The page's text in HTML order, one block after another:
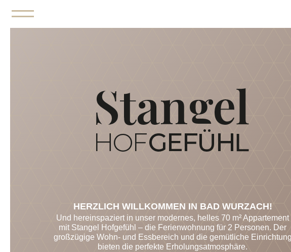
HERZLICH WILLKOMMEN IN BAD WURZACH!
Und hereinspaziert in unser modernes, helles 70 m² Appartement
mit Stangel Hofgefühl – die Ferienwohnung für 2 Personen. Der
großzügige Wohn- und Essbereich und die gemütliche Einrichtung
bieten die perfekte Erholungsatmosphäre.